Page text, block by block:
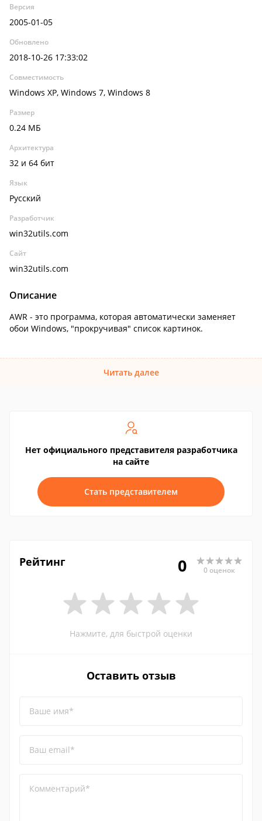
Версия
2005-01-05
Обновлено
2018-10-26 17:33:02
Совместимость
Windows XP, Windows 7, Windows 8
Размер
0.24 МБ
Архитектура
32 и 64 бит
Язык
Русский
Разработчик
win32utils.com
Сайт
win32utils.com
Описание
AWR - это программа, которая автоматически заменяет
обои Windows, "прокручивая" список картинок.
Читать далее
Нет официального представителя разработчика
на сайте
Стать представителем
Рейтинг 0 0 оценок
Нажмите, для быстрой оценки
Оставить отзыв
Ваше имя*
Ваш email*
Комментарий*